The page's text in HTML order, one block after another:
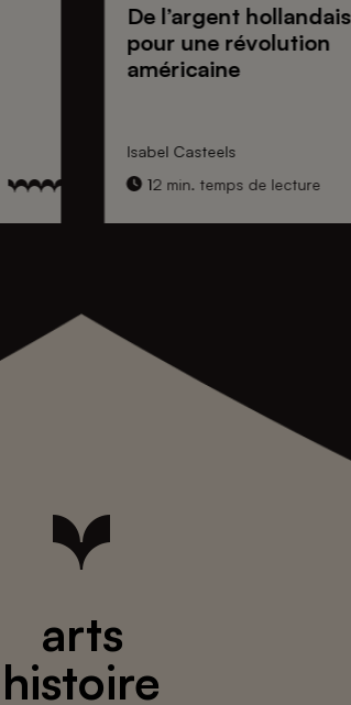
De l’argent hollandais
pour une révolution
américaine
Isabel Casteels
12 min. temps de lecture
arts
histoire